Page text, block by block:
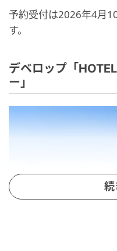
予約受付は2026年4月
す。
デベロップ「
ー」
続